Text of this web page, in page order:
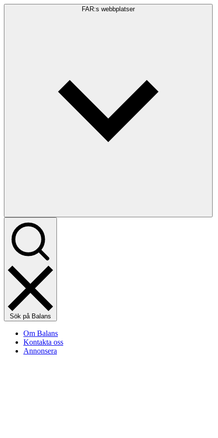
FAR:s webbplatser
Sök på Balans
Om Balans
Kontakta oss
Annonsera